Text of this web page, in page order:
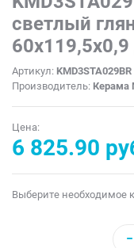
светлый
60x119,5x0,9
Артикул: KMD3STA029BR
Производитель: Керама
Цена:
6 825.90
Выберите необходимое
−